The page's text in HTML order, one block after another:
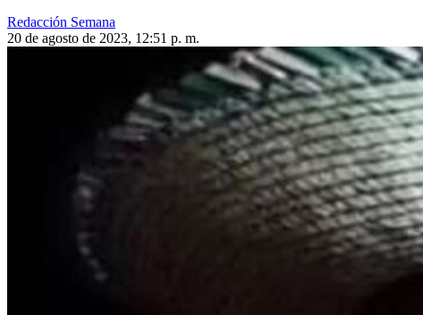
Redacción Semana
20 de agosto de 2023, 12:51 p. m.